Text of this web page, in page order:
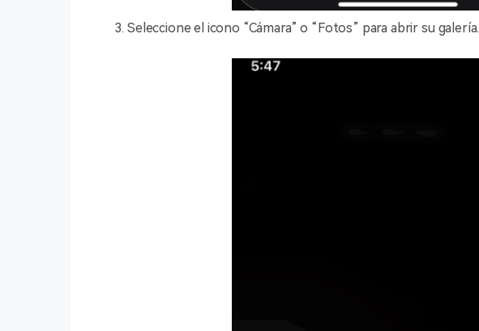
Seleccione el icono “Cámara” o “Fotos” para abrir su galería.